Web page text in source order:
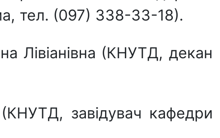
тел. (097) 338-33-18).
Лівіанівна (КНУТД, декан
завідувач кафедри